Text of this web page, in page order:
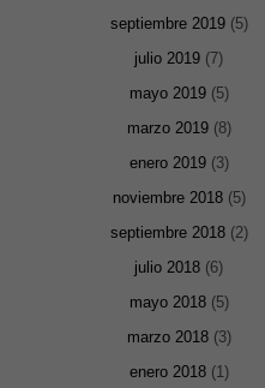
septiembre 2019(5)
julio 2019 (7)
mayo 2019(5)
marzo 2019(8)
enero 2019(3)
noviembre 2018(5)
septiembre 2018(2)
julio 2018 (6)
mayo 2018(5)
marzo 2018(3)
enero 2018(1)